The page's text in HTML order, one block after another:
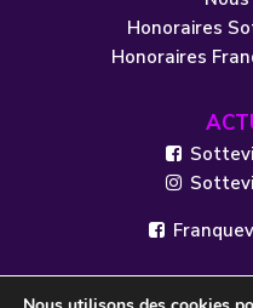
Honoraires
Honoraires